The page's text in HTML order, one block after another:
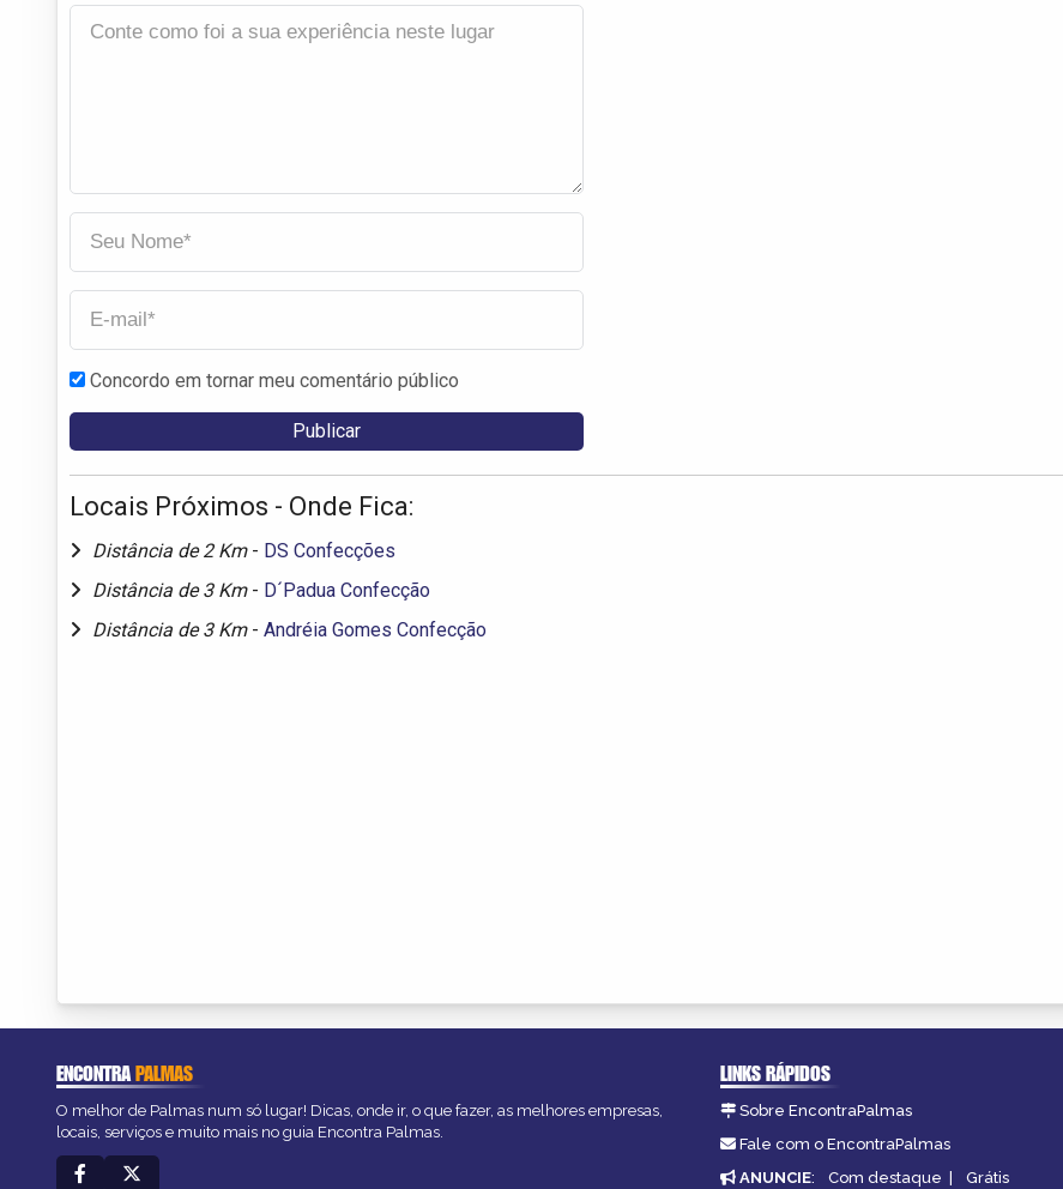
Concordo em tornar meu comentário público
Locais Próximos - Onde Fica:
Distância de 2 Km - DS Confecções
Distância de 3 Km - D´Padua Confecção
Distância de 3 Km - Andréia Gomes Confecção
ENCONTRAPALMAS
O melhor de Palmas num só lugar! Dicas, onde ir, o que fazer, as melhores empresas,
locais, serviços e muito mais no guia Encontra Palmas.
LINKS RÁPIDOS
Sobre EncontraPalmas
Fale com o EncontraPalmas
ANUNCIE: Com destaque | Grátis